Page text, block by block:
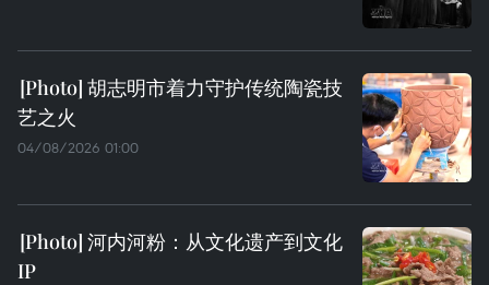
胡志明市着力守护传统陶瓷技
艺之火
04/08/2026 01:00
河内河粉：从文化遗产到文化
IP